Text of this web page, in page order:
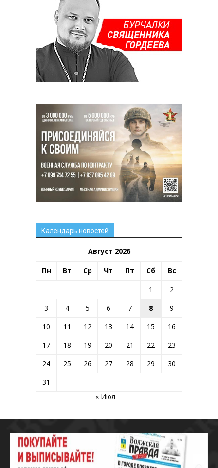
Календарь новостей
Август 2026
Пн Вт Ср Чт Пт Сб Вс
1
2
3
4 5 6 7 8
9
10
11 12 13 14 15
16
17
18 19 20 21 22
23
24
25 26 27 28 29
30
31
« Июл